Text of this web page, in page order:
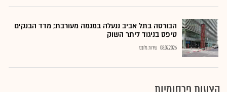
הבורסה בתל אביב ננעלה במגמה מעורבת; מדד הבנקים
טיפס בניגוד ליתר השוק
08.07.2026 שירות גלובס